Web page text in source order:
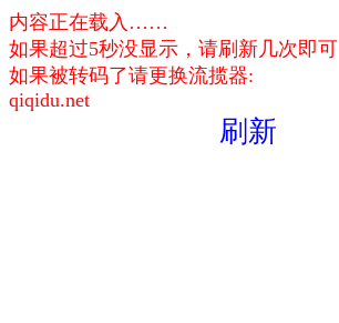
内容正在载入……
如果超过5秒没显示，请刷新几次即可
如果被转码了请更换流揽器:
qiqidu.net
刷新